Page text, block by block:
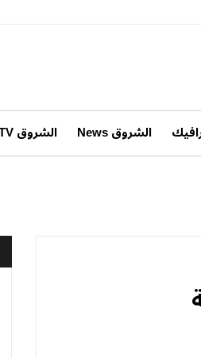
الشروق News الشروق TV